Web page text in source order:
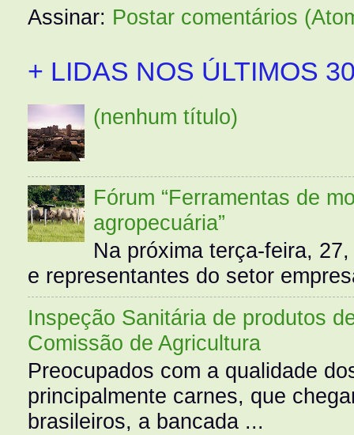
Assinar: Postar comentários
+ LIDAS NOS ÚLTIMOS
(nenhum título)
Fórum “Ferramentas de
agropecuária”
Na próxima terça-feira,
e representantes do setor
Inspeção Sanitária de produtos
Comissão de Agricultura
Preocupados com a qualidade
principalmente carnes, que
brasileiros, a bancada ...